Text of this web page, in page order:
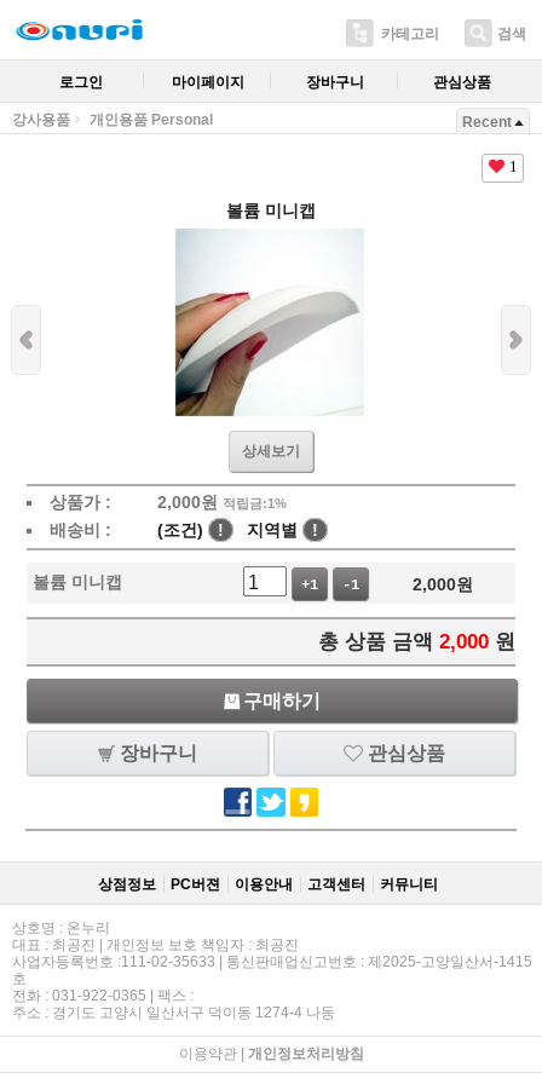
카테고리 검색
로그인 마이페이지 장바구니 관심상품
강사용품 개인용품 Personal Recent
1
볼륨 미니캡
상세보기
상품가 : 2,000원 적립금:1%
배송비 : (조건) ! 지역별 !
볼륨 미니캡 +1 -1 2,000원
총 상품 금액 2,000 원
구매하기
장바구니 관심상품
상점정보 PC버젼 이용안내 고객센터 커뮤니티
상호명 : 온누리
대표 : 최공진 | 개인정보 보호 책임자 : 최공진
사업자등록번호 :111-02-35633 | 통신판매업신고번호 : 제2025-고양일산서-1415
호
전화 : 031-922-0365 | 팩스 :
주소 : 경기도 고양시 일산서구 덕이동 1274-4 나동
이용약관| 개인정보처리방침